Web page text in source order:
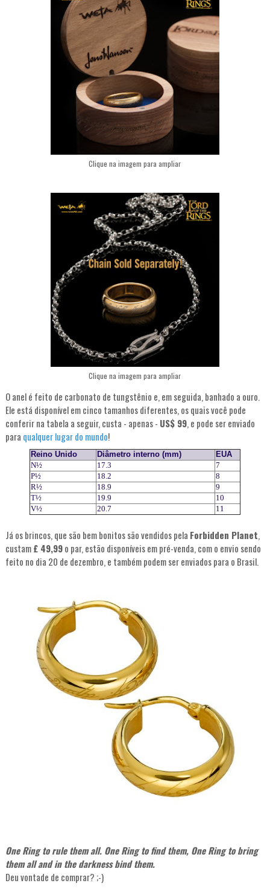
Clique na imagem para ampliar
Clique na imagem para ampliar
O anel é feito de carbonato de tungstênio e, em seguida, banhado a ouro.
Ele está disponível em cinco tamanhos diferentes, os quais você pode
conferir na tabela a seguir, custa - apenas - US$ 99, e pode ser enviado
para qualquer lugar do mundo!
Reino Unido Diâmetro interno (mm)
EUA
N½
17.3
7
P½
18.2
8
R½
18.9
9
T½
19.9
10
V½
20.7 11
Já os brincos, que são bem bonitos são vendidos pela Forbidden Planet,
custam£ 49,99o par, estão disponíveis em pré-venda, com o envio sendo
feito no dia 20 de dezembro, e também podem ser enviados para o Brasil.
One Ring to rule them all. One Ring to find them, One Ring to bring
them all and in the darkness bind them.
Deu vontade de comprar? ;-)